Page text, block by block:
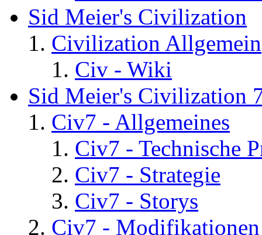
Sid Meier's Civilization
Civilization Allgemein
Civ - Wiki
Sid Meier's Civilization
Civ7 - Allgemeines
Civ7 - Technische
Civ7 - Strategie
Civ7 - Storys
Civ7 - Modifikationen